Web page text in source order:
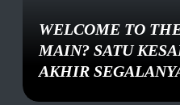
WELCOME TO
MAIN? SATU
AKHIR